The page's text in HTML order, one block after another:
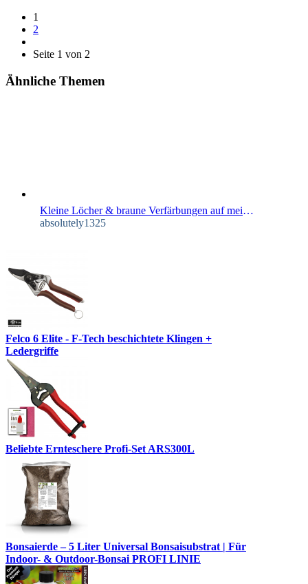
1
2
Seite 1 von 2
Ähnliche Themen
Kleine Löcher & braune Verfärbungen auf meiner Himbeere
absolutely1325
Felco 6 Elite - F-Tech beschichtete Klingen +
Ledergriffe
Beliebte Ernteschere Profi-Set ARS300L
Bonsaierde – 5 Liter Universal Bonsaisubstrat | Für
Indoor- & Outdoor-Bonsai PROFI LINIE